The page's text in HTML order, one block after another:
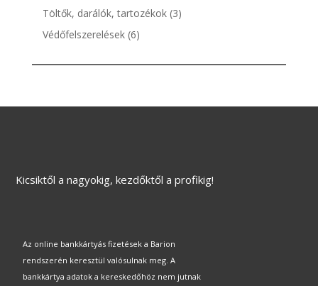
Töltők, darálók, tartozékok 33
Védőfelszerelések 66
Kicsiktől a nagyokig, kezdőktől a profikig!
Az online bankkártyás fizetések a Barion
rendszerén keresztül valósulnak meg. A
bankkártya adatok a kereskedőhöz nem jutnak